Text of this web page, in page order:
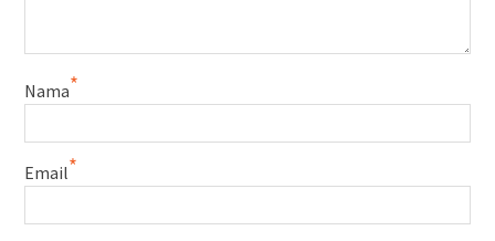
Nama*
Email*